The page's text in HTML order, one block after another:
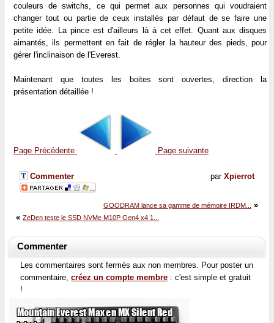
couleurs de switchs, ce qui permet aux personnes qui voudraient
changer tout ou partie de ceux installés par défaut de se faire une
petite idée. La pince est d'ailleurs là à cet effet. Quant aux disques
aimantés, ils permettent en fait de régler la hauteur des pieds, pour
gérer l'inclinaison de l'Everest.
Maintenant que toutes les boites sont ouvertes, direction la
présentation détaillée !
Page Précédente Page suivante
par Xpierrot
Commenter
GOODRAM lance sa gamme de mémoire IRDM...
»
« ZeDen teste le SSD NVMe M10P Gen4 x4 1...
Commenter
Les commentaires sont fermés aux non membres. Pour poster un
commentaire, créez un compte membre : c'est simple et gratuit
!